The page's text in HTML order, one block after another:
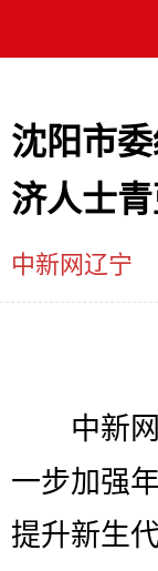
沈阳市
济人士
中新网辽宁
中新网
一步加强
提升新生